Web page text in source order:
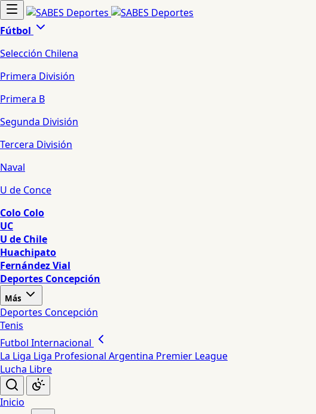
Fútbol
Selección Chilena
Primera División
Primera B
Segunda División
Tercera División
Naval
U de Conce
Colo Colo
UC
U de Chile
Huachipato
Fernández Vial
Deportes Concepción
Más
Deportes Concepción
Tenis
Futbol Internacional
La Liga Liga Profesional Argentina Premier League
Lucha Libre
Inicio